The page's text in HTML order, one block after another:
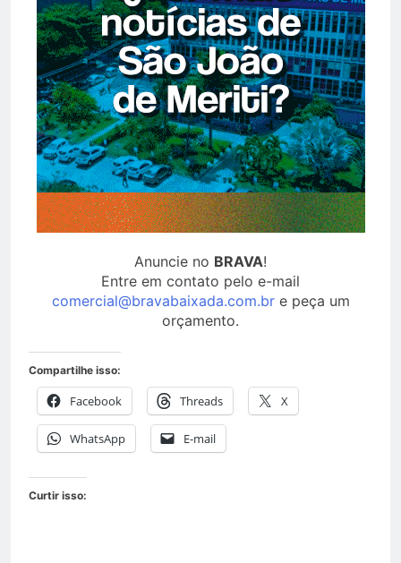
Anuncie no BRAVA!
Entre em contato pelo e-mail
comercial@bravabaixada.com.bre peça um
orçamento.
Compartilhe isso:
Facebook Threads X
WhatsApp E-mail
Curtir isso: